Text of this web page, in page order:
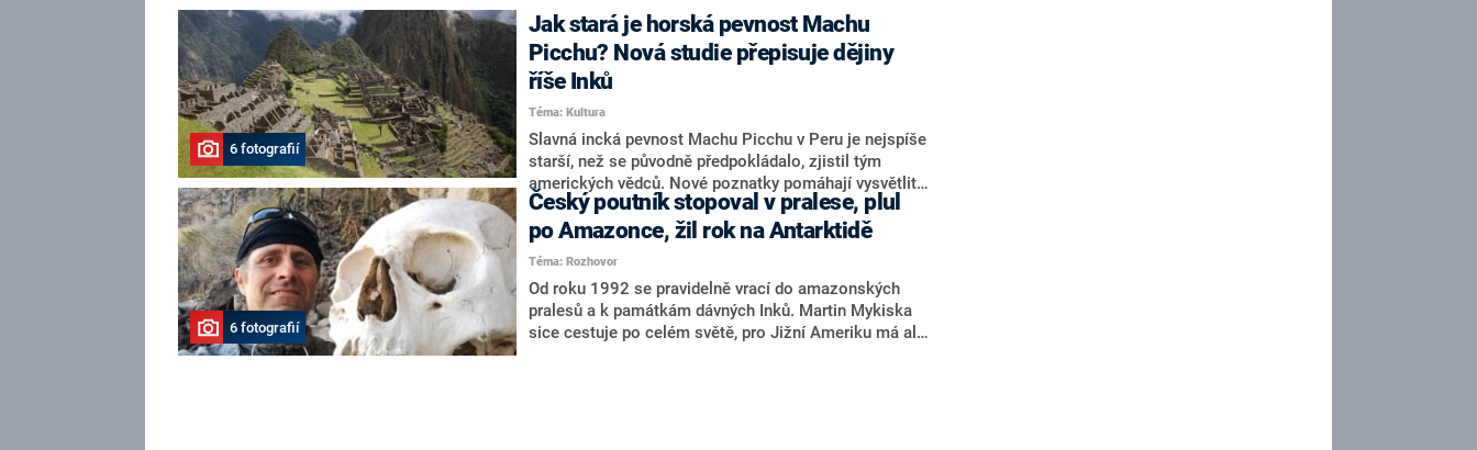
6 fotografií
Jak stará je horská pevnost Machu
Picchu? Nová studie přepisuje dějiny
říše Inků
Téma: Kultura
Slavná incká pevnost Machu Picchu v Peru je nejspíše
starší, než se původně předpokládalo, zjistil tým
amerických vědců. Nové poznatky pomáhají vysvětlit,
jak se Inkům podařilo vybudovat největší a
nejmocnější říši předkolumbovské Jižní Ameriky.
Poznatky badatelé zveřejnili ve vědeckém časopise
Antiquity.
6 fotografií
Český poutník stopoval v pralese, plul
po Amazonce, žil rok na Antarktidě
Téma: Rozhovor
Od roku 1992 se pravidelně vrací do amazonských
pralesů a k památkám dávných Inků. Martin Mykiska
sice cestuje po celém světě, pro Jižní Ameriku má ale